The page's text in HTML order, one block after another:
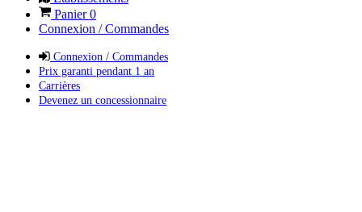
Panier0
Connexion / Commandes
Connexion / Commandes
Prix garanti pendant 1 an
Carrières
Devenez un concessionnaire